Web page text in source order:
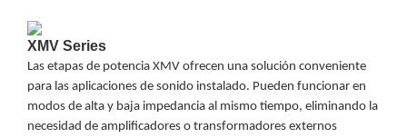
HDMI
Cámaras
IP y NVRs
Ambientes
Salinos
XMV Series
Las etapas de potencia XMV ofrecen una solución conveniente
para las aplicaciones de sonido instalado. Pueden funcionar en
modos de alta y baja impedancia al mismo tiempo, eliminando la
necesidad de amplificadores o transformadores externos